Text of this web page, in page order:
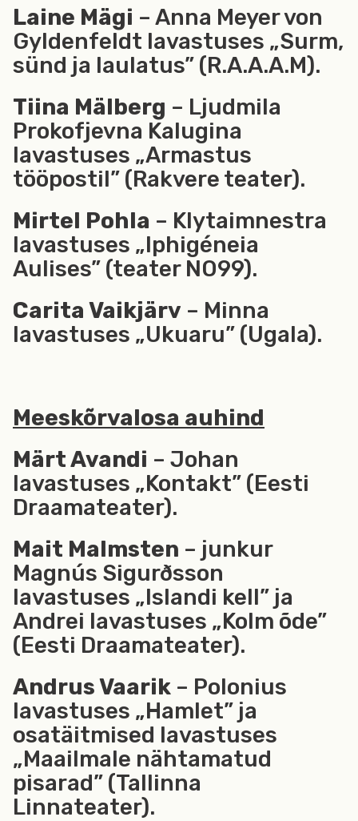
Laine Mägi – Anna Meyer von
Gyldenfeldt lavastuses „Surm,
sünd ja laulatus” (R.A.A.A.M).
Tiina Mälberg – Ljudmila
Prokofjevna Kalugina
lavastuses „Armastus
tööpostil” (Rakvere teater).
Mirtel Pohla – Klytaimnestra
lavastuses „Iphigéneia
Aulises” (teater NO99).
Carita Vaikjärv – Minna
lavastuses „Ukuaru” (Ugala).
Meeskõrvalosa auhind
Märt Avandi – Johan
lavastuses „Kontakt” (Eesti
Draamateater).
Mait Malmsten – junkur
Magnús Sigurðsson
lavastuses „Islandi kell” ja
Andrei lavastuses „Kolm õde”
(Eesti Draamateater).
Andrus Vaarik – Polonius
lavastuses „Hamlet” ja
osatäitmised lavastuses
„Maailmale nähtamatud
pisarad” (Tallinna
Linnateater).